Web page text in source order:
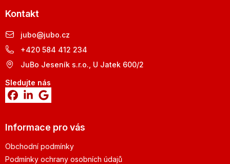
Kontakt
jubo@jubo.cz
+420 584 412 234
JuBo Jeseník s.r.o., U Jatek 600/2
Sledujte nás
Informace pro vás
Obchodní podmínky
Podmínky ochrany osobních údajů